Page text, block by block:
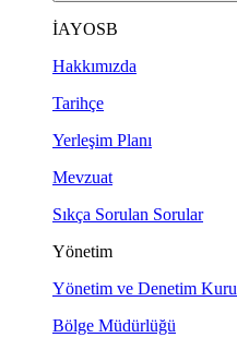
İAYOSB
Hakkımızda
Tarihçe
Yerleşim Planı
Mevzuat
Sıkça Sorulan Sorular
Yönetim
Yönetim ve Denetim
Bölge Müdürlüğü